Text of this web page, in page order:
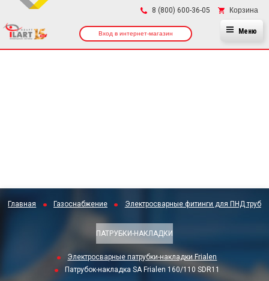
8 (800) 600-36-05 Корзина
Вход в интернет-магазин Меню
Главная Газоснабжение Электросварные фитинги для ПНД труб
ПАТРУБКИ-НАКЛАДКИ
Электросварные патрубки-накладки Frialen
Патрубок-накладка SA Frialen 160/110 SDR11
×